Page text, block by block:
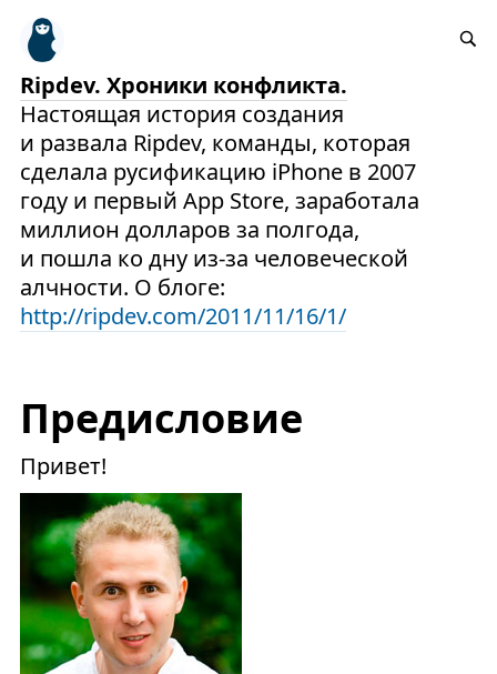
Ripdev. Хроники конфликта.
Настоящая история создания
и развала Ripdev, команды, которая
сделала русификацию iPhone в 2007
году и первый App Store, заработала
миллион долларов за полгода,
и пошла ко дну из-за человеческой
алчности. О блоге:
http://ripdev.com/2011/11/16/1/
Предисловие
Привет!